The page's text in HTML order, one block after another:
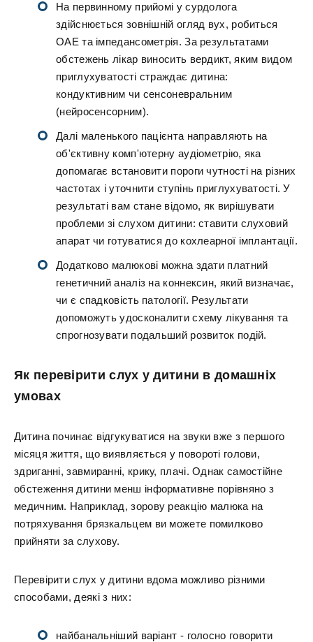
На первинному прийомі у сурдолога
здійснюється зовнішній огляд вух, робиться
ОАЕ та імпедансометрія. За результатами
обстежень лікар виносить вердикт, яким видом
приглухуватості страждає дитина:
кондуктивним чи сенсоневральним
(нейросенсорним).
Далі маленького пацієнта направляють на
об'єктивну комп'ютерну аудіометрію, яка
допомагає встановити пороги чутності на різних
частотах і уточнити ступінь приглухуватості. У
результаті вам стане відомо, як вирішувати
проблеми зі слухом дитини: ставити слуховий
апарат чи готуватися до кохлеарної імплантації.
Додатково малюкові можна здати платний
генетичний аналіз на коннексин, який визначає,
чи є спадковість патології. Результати
допоможуть удосконалити схему лікування та
спрогнозувати подальший розвиток подій.
Як перевірити слух у дитини в домашніх
умовах
Дитина починає відгукуватися на звуки вже з першого
місяця життя, що виявляється у повороті голови,
здриганні, завмиранні, крику, плачі. Однак самостійне
обстеження дитини менш інформативне порівняно з
медичним. Наприклад, зорову реакцію малюка на
потряхування брязкальцем ви можете помилково
прийняти за слухову.
Перевірити слух у дитини вдома можливо різними
способами, деякі з них:
найбанальніший варіант - голосно говорити